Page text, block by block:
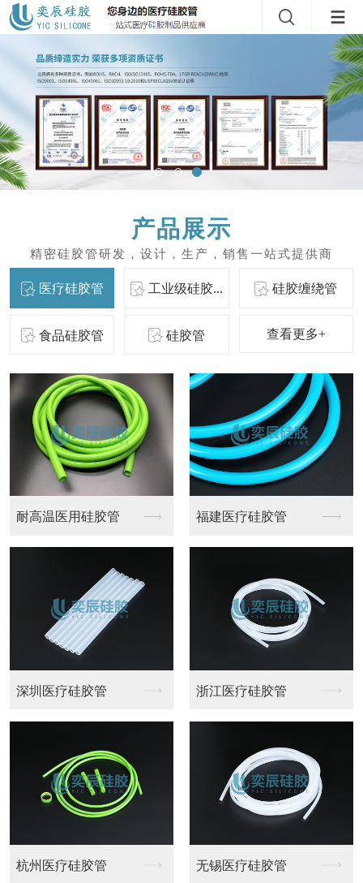
产品展示
医疗硅胶管 工业级硅胶... 硅胶缠绕管
食品硅胶管 硅胶管 查看更多+
耐高温医用硅胶管 福建医疗硅胶管
深圳医疗硅胶管 浙江医疗硅胶管
杭州医疗硅胶管 无锡医疗硅胶管